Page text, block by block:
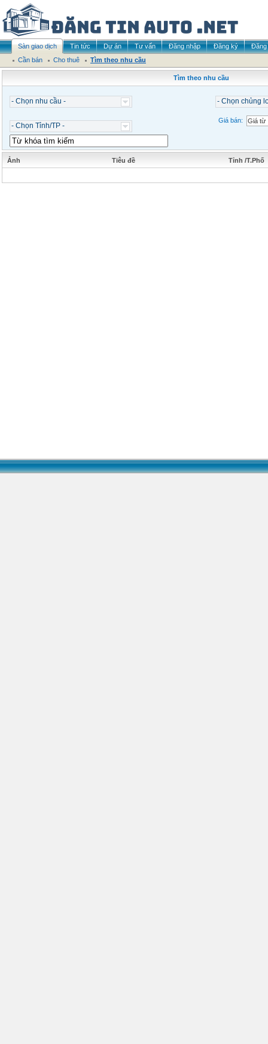
Sàn giao dịch Tin tức Dự án Tư vấn Đăng nhập Đăng ký
Đăng
Cần bán
Cho thuê Tìm theo nhu cầu
Tìm theo nhu cầu
- Chọn nhu cầu - - Chọn chủng
- Chọn Tỉnh/TP -
Giá bán:
Ảnh Tiêu đề Tỉnh /T.Phố